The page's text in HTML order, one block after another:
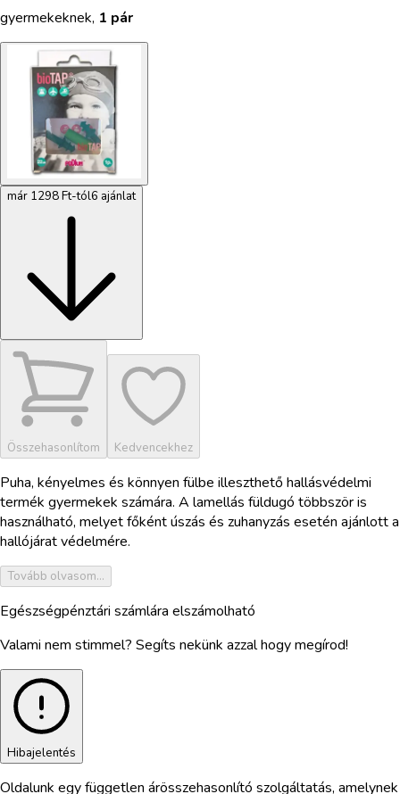
gyermekeknek, 1 pár
már 1298 Ft-tól6 ajánlat
Összehasonlítom Kedvencekhez
Puha, kényelmes és könnyen fülbe illeszthető hallásvédelmi
termék gyermekek számára. A lamellás füldugó többször is
használható, melyet főként úszás és zuhanyzás esetén ajánlott a
hallójárat védelmére.
Tovább olvasom...
Egészségpénztári számlára elszámolható
Valami nem stimmel? Segíts nekünk azzal hogy megírod!
Hibajelentés
Oldalunk egy független árösszehasonlító szolgáltatás, amelynek